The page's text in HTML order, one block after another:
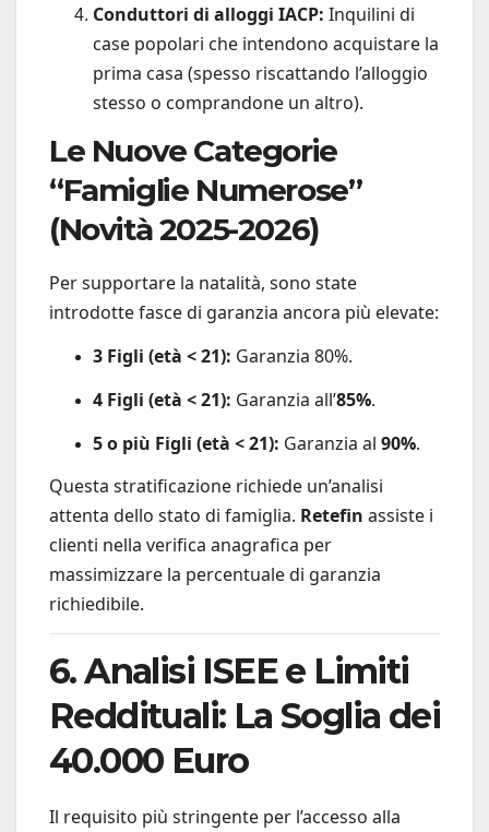
Conduttori di alloggi IACP: Inquilini di
case popolari che intendono acquistare la
prima casa (spesso riscattando l’alloggio
stesso o comprandone un altro).
Le Nuove Categorie
“Famiglie Numerose”
(Novità 2025-2026)
Per supportare la natalità, sono state
introdotte fasce di garanzia ancora più elevate:
3 Figli (età < 21): Garanzia 80%.
4 Figli (età < 21): Garanzia all’85%.
5 o più Figli (età < 21): Garanzia al 90%.
Questa stratificazione richiede un’analisi
attenta dello stato di famiglia. Retefin assiste i
clienti nella verifica anagrafica per
massimizzare la percentuale di garanzia
richiedibile.
6. Analisi ISEE e Limiti
Reddituali: La Soglia dei
40.000 Euro
Il requisito più stringente per l’accesso alla